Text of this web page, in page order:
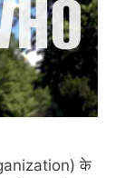
के